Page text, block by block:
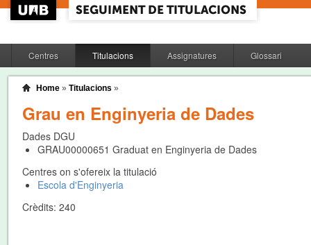
Centres Titulacions Assignatures Glossari
Home » Titulacions »
Grau en Enginyeria de Dades
Dades DGU
GRAU00000651 Graduat en Enginyeria de Dades
Centres on s'ofereix la titulació
Escola d'Enginyeria
Crèdits: 240